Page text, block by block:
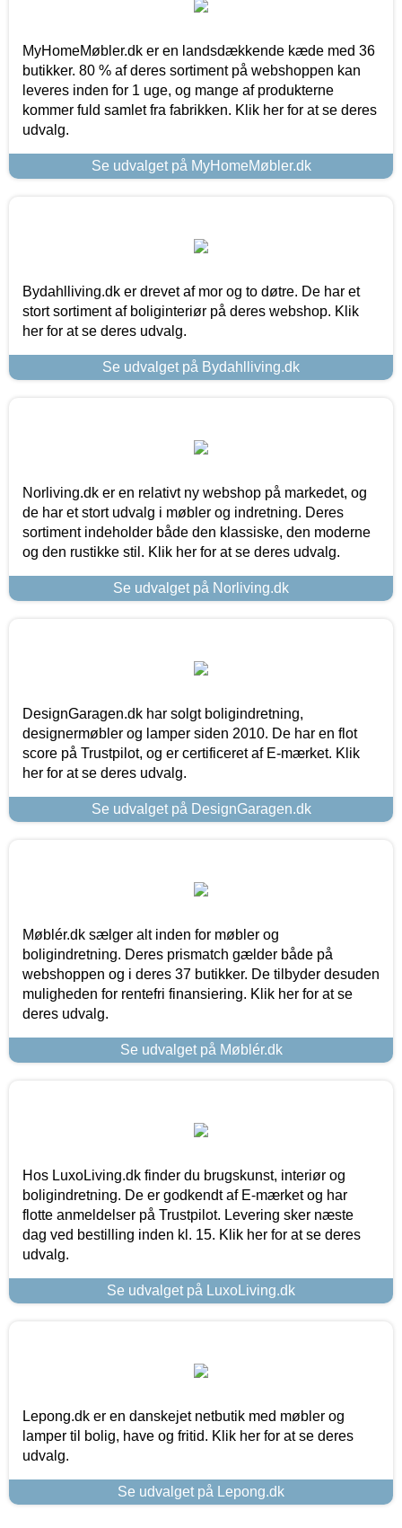
MyHomeMøbler.dk er en landsdækkende kæde med 36
butikker. 80 % af deres sortiment på webshoppen kan
leveres inden for 1 uge, og mange af produkterne
kommer fuld samlet fra fabrikken. Klik her for at se deres
udvalg.
Se udvalget på MyHomeMøbler.dk
Bydahlliving.dk er drevet af mor og to døtre. De har et
stort sortiment af boliginteriør på deres webshop. Klik
her for at se deres udvalg.
Se udvalget på Bydahlliving.dk
Norliving.dk er en relativt ny webshop på markedet, og
de har et stort udvalg i møbler og indretning. Deres
sortiment indeholder både den klassiske, den moderne
og den rustikke stil. Klik her for at se deres udvalg.
Se udvalget på Norliving.dk
DesignGaragen.dk har solgt boligindretning,
designermøbler og lamper siden 2010. De har en flot
score på Trustpilot, og er certificeret af E-mærket. Klik
her for at se deres udvalg.
Se udvalget på DesignGaragen.dk
Møblér.dk sælger alt inden for møbler og
boligindretning. Deres prismatch gælder både på
webshoppen og i deres 37 butikker. De tilbyder desuden
muligheden for rentefri finansiering. Klik her for at se
deres udvalg.
Se udvalget på Møblér.dk
Hos LuxoLiving.dk finder du brugskunst, interiør og
boligindretning. De er godkendt af E-mærket og har
flotte anmeldelser på Trustpilot. Levering sker næste
dag ved bestilling inden kl. 15. Klik her for at se deres
udvalg.
Se udvalget på LuxoLiving.dk
Lepong.dk er en danskejet netbutik med møbler og
lamper til bolig, have og fritid. Klik her for at se deres
udvalg.
Se udvalget på Lepong.dk